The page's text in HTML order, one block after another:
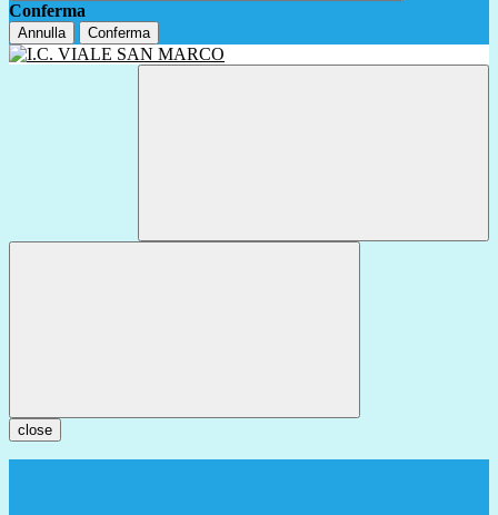
Conferma
Annulla Conferma
close